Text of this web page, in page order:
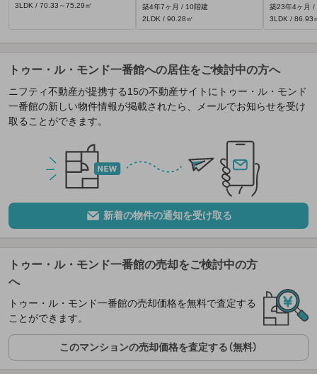
3LDK / 70.33～75.29㎡
築4年7ヶ月 / 10階建
2LDK / 90.28㎡
築23年4ヶ月 /
3LDK / 86.93
トゥー・ル・モンド一番館への居住をご検討中の方へ
ニフティ不動産が提携する15の不動産サイトにトゥー・ル・モンド
一番館の新しい物件情報が掲載されたら、メールでお知らせを受け
取ることができます。
新着の物件の通知を受け取る
トゥー・ル・モンド一番館の売却をご検討中の方
へ
トゥー・ル・モンド一番館の売却価格を無料で査定する
ことができます。
このマンションの売却価格を査定する（無料）